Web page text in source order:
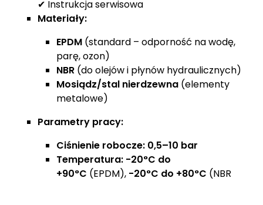
✔ Instrukcja serwisowa
Materiały:
EPDM (standard – odporność na wodę,
parę, ozon)
NBR (do olejów i płynów hydraulicznych)
Mosiądz/stal nierdzewna (elementy
metalowe)
Parametry pracy:
Ciśnienie robocze: 0,5–10 bar
Temperatura: -20°C do
+90°C (EPDM), -20°C do +80°C (NBR